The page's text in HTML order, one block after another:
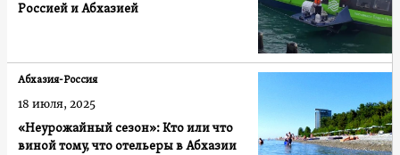
Россией и Абхазией
«Неурожайный сезон»: Кто или что
виной тому, что отельеры в Абхазии
Абхазия-Россия
18 июля, 2025